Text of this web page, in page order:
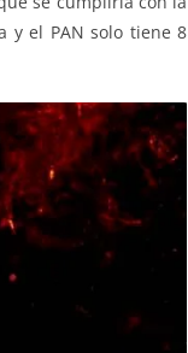
y el PAN solo tiene 8